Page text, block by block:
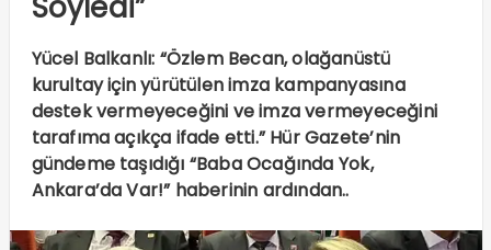
Yücel Balkanlı: “Özlem Becan, olağanüstü
kurultay için yürütülen imza kampanyasına
destek vermeyeceğini ve imza vermeyeceğini
tarafıma açıkça ifade etti.” Hür Gazete’nin
gündeme taşıdığı “Baba Ocağında Yok,
Ankara’da Var!” haberinin ardından..